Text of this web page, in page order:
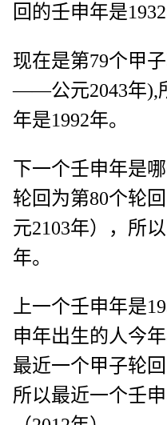
回的壬申年是1932
现在是第79个甲
——公元2043年),
年是1992年。
下一个壬申年是
轮回为第80个轮
元2103年），所
年。
上一个壬申年是
申年出生的人今年
最近一个甲子轮回
所以最近一个壬